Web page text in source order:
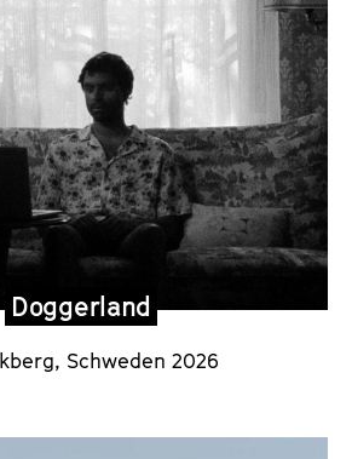
Doggerland
, Schweden 2026